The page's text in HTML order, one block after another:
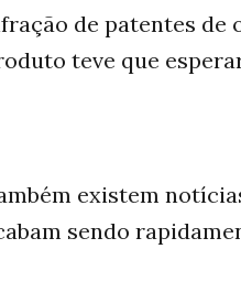
de patentes de
teve que
existem
sendo